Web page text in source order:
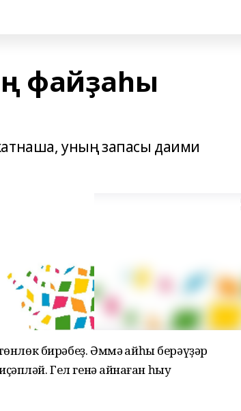
файҙаһы
уның запасы даими
бирәбеҙ. Әммә ҡайһы берәүҙәр
Гел генә ҡайнаған һыу